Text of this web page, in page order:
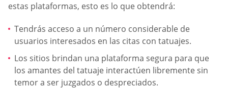
estas plataformas, esto es lo que obtendrá:
Tendrás acceso a un número considerable de
usuarios interesados en las citas con tatuajes.
Los sitios brindan una plataforma segura para que
los amantes del tatuaje interactúen libremente sin
temor a ser juzgados o despreciados.